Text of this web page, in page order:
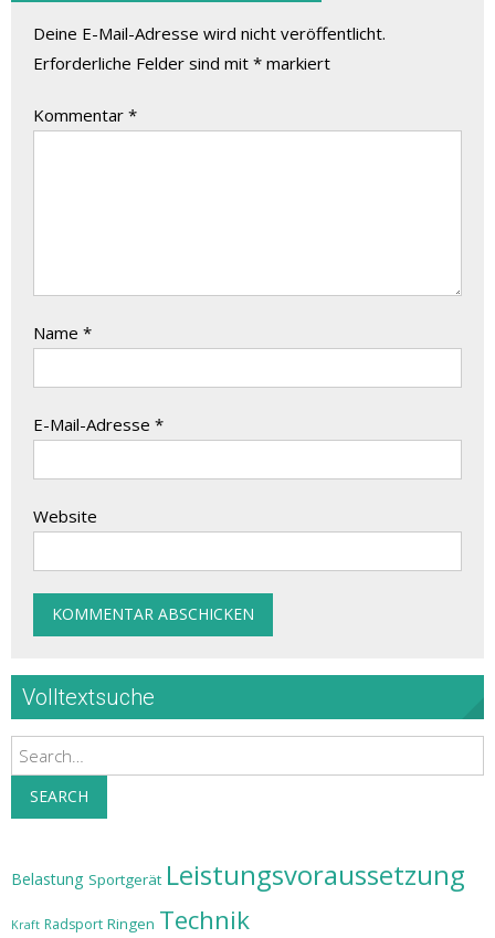
Deine E-Mail-Adresse wird nicht veröffentlicht.
Erforderliche Felder sind mit * markiert
Kommentar *
Name *
E-Mail-Adresse *
Website
Volltextsuche
Search
SEARCH
Belastung Sportgerät Leistungsvoraussetzung
Kraft Radsport Ringen Technik